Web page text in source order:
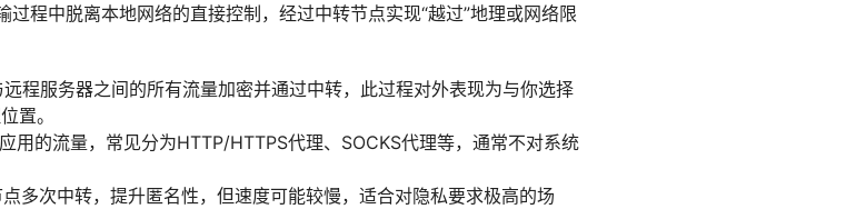
程中脱离本地网络的直接控制，经过中转节点实现“越过”地理或网络限
程服务器之间的所有流量加密并通过中转，此过程对外表现为与你选择
置。
用的流量，常见分为HTTP/HTTPS代理、SOCKS代理等，通常不对系统
多次中转，提升匿名性，但速度可能较慢，适合对隐私要求极高的场